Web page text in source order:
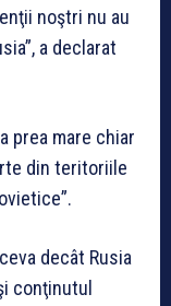
noştri nu au
a declarat
prea mare chiar
din teritoriile
decât Rusia
conţinutul